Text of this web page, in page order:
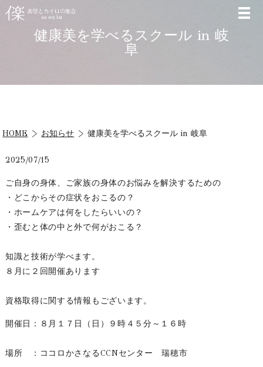
健康美を学べるスクール in 岐
阜
HOME お知らせ 健康美を学べるスクール in 岐阜
2025/07/15
ご自身の身体、ご家族の身体のお悩みを解決するための
・どこからその症状をおこるの？
・ホームケアは何をしたらいいの？
・歪むと体の中と外で何がおこる？
知識と技術が学べます。
８月に２回開催あります
資格取得に関する情報もございます。
開催日：８月１７日（日）９時４５分～１６時
場所 ：ココロかさなるCCNセンター 瑞穂市